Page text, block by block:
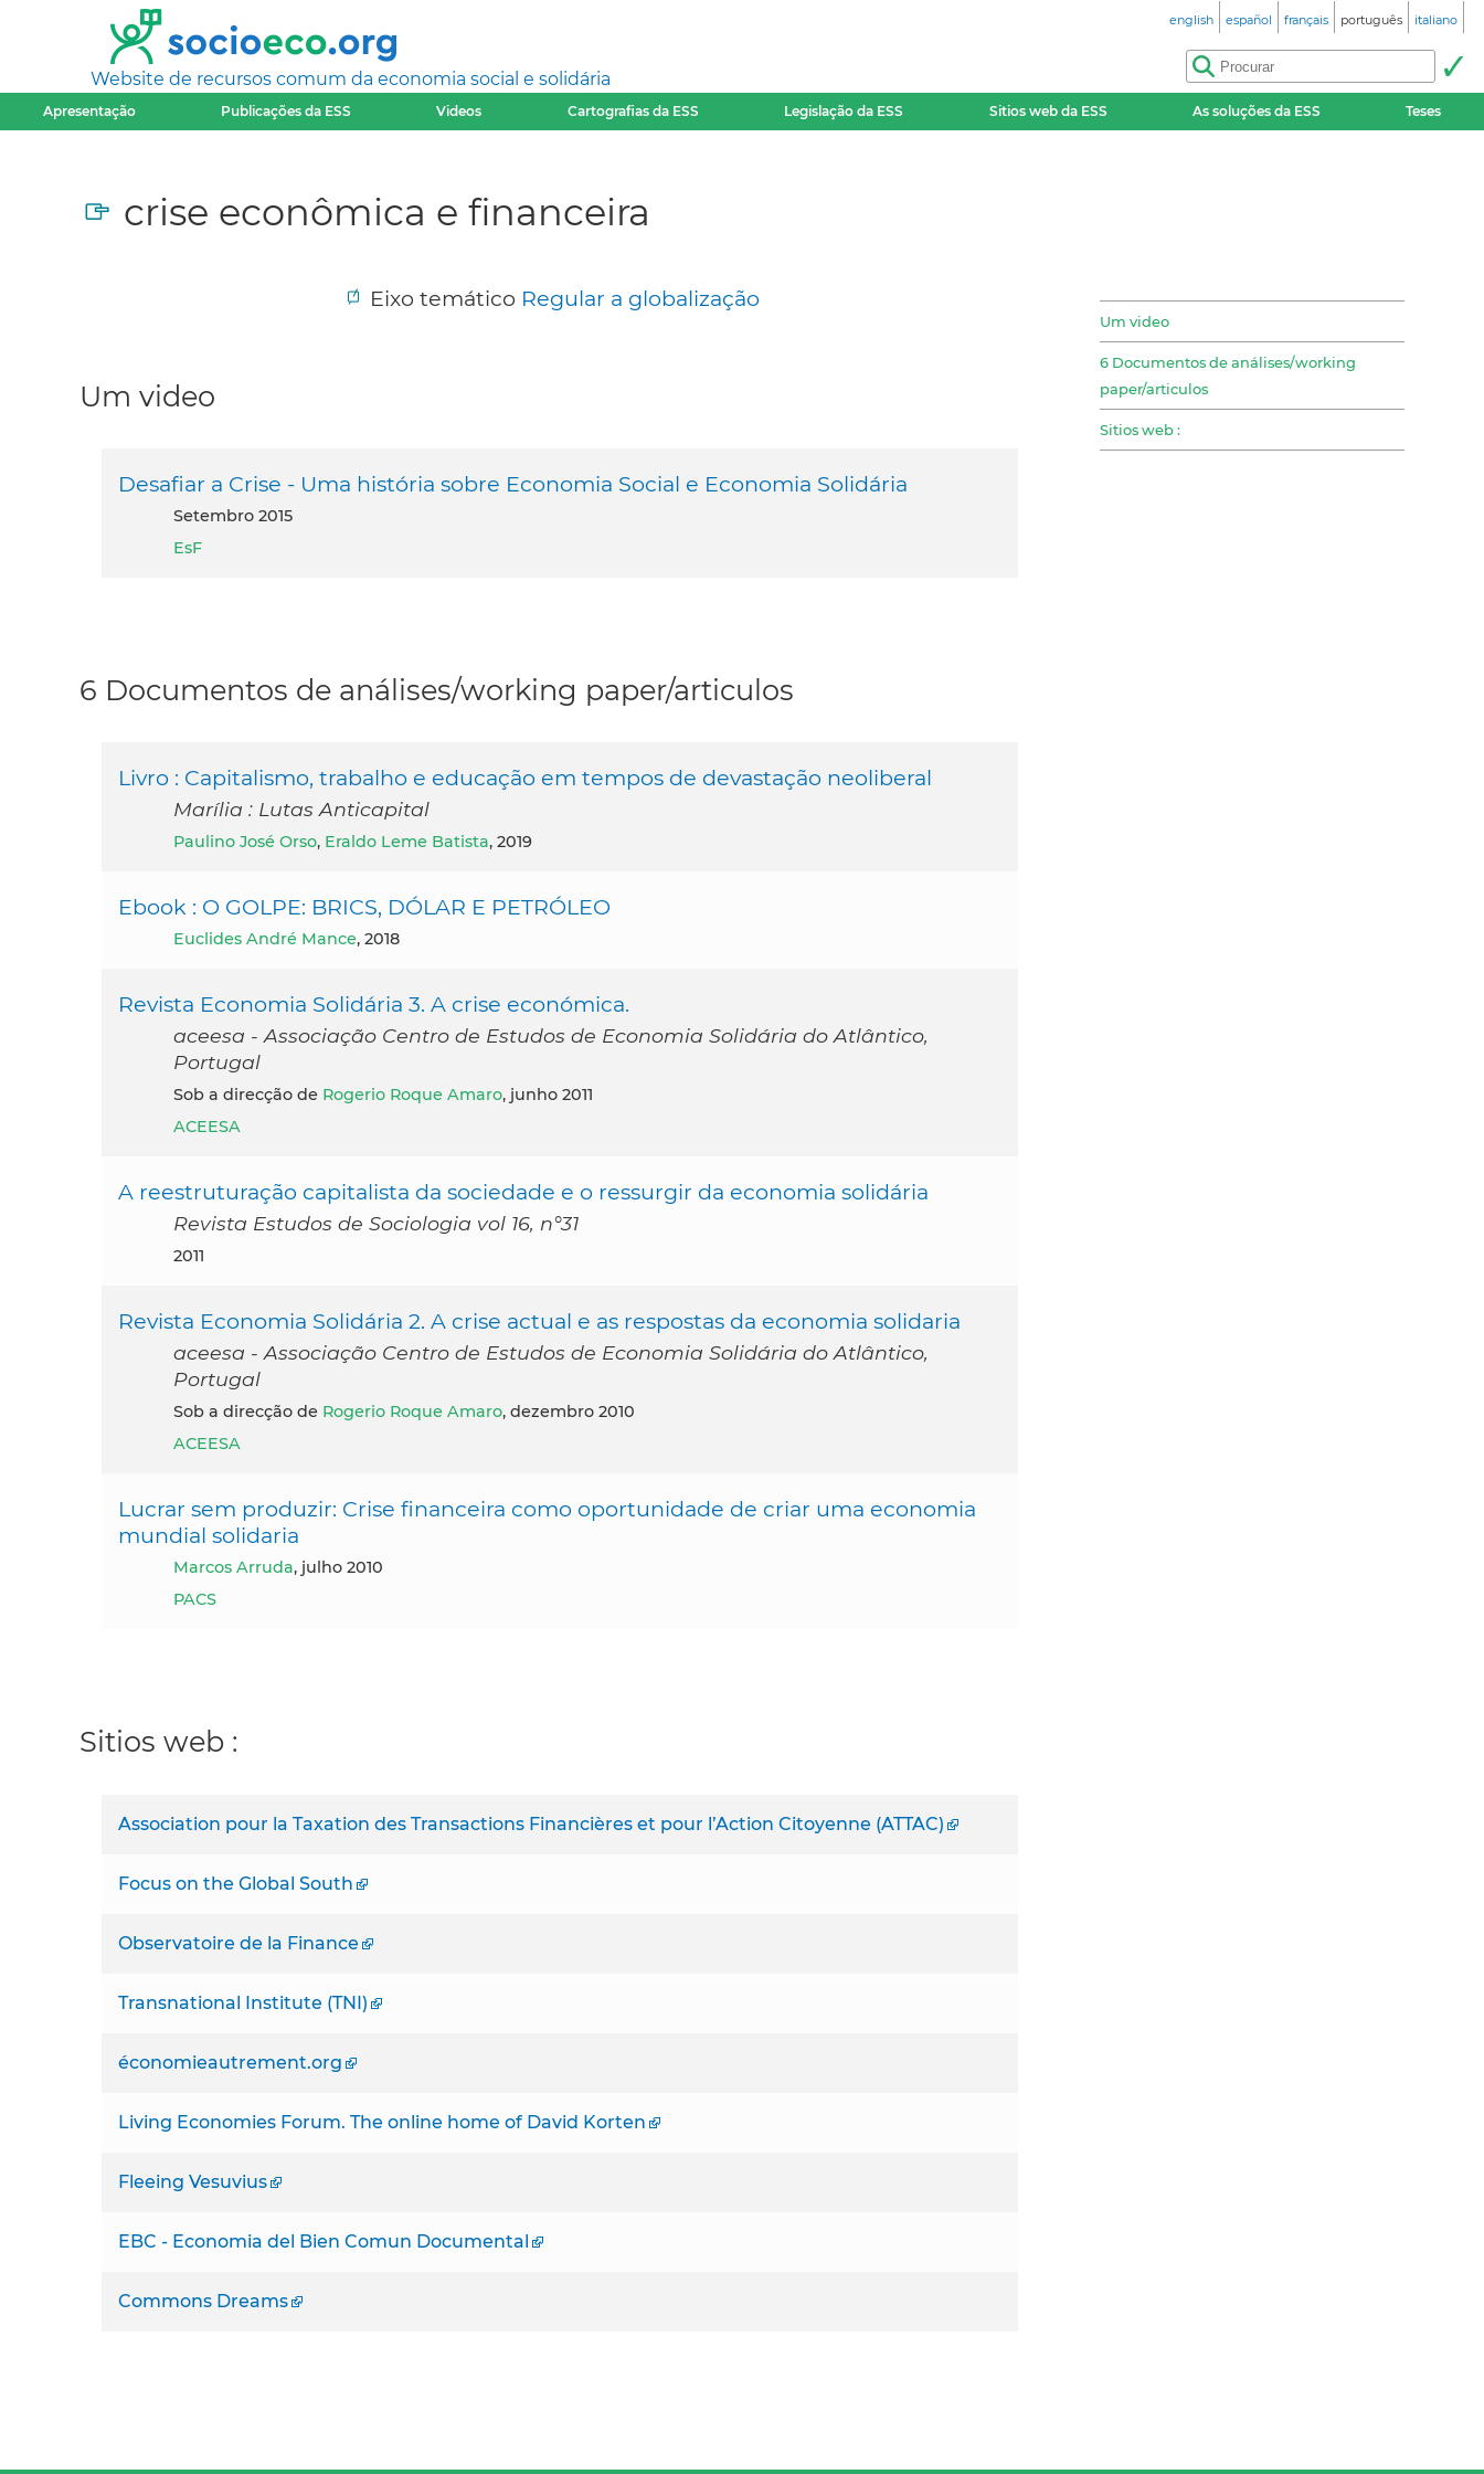
Website de recursos comum da economia social e solidária
english español français português italiano
Apresentação Publicações da ESS Videos Cartografias da ESS Legislação da ESS Sitios web da ESS As soluções da ESS Teses
crise econômica e financeira
Eixo temático Regular a globalização
Um video
6 Documentos de análises/working
paper/articulos
Sitios web :
Um video
Desafiar a Crise - Uma história sobre Economia Social e Economia Solidária
setembro 2015
EsF
6 Documentos de análises/working paper/articulos
Livro : Capitalismo, trabalho e educação em tempos de devastação neoliberal
Marília : Lutas Anticapital
Paulino José Orso, Eraldo Leme Batista, 2019
Ebook : O GOLPE: BRICS, DÓLAR E PETRÓLEO
Euclides André Mance, 2018
Revista Economia Solidária 3. A crise económica.
aceesa - Associação Centro de Estudos de Economia Solidária do Atlântico,
Portugal
Sob a direcção de Rogerio Roque Amaro, junho 2011
ACEESA
A reestruturação capitalista da sociedade e o ressurgir da economia solidária
Revista Estudos de Sociologia vol 16, n°31
2011
Revista Economia Solidária 2. A crise actual e as respostas da economia solidaria
aceesa - Associação Centro de Estudos de Economia Solidária do Atlântico,
Portugal
Sob a direcção de Rogerio Roque Amaro, dezembro 2010
ACEESA
Lucrar sem produzir: Crise financeira como oportunidade de criar uma economia
mundial solidaria
Marcos Arruda, julho 2010
PACS
Sitios web :
Association pour la Taxation des Transactions Financières et pour l’Action Citoyenne (ATTAC)
Focus on the Global South
Observatoire de la Finance
Transnational Institute (TNI)
économieautrement.org
Living Economies Forum. The online home of David Korten
Fleeing Vesuvius
EBC - Economia del Bien Comun Documental
Commons Dreams